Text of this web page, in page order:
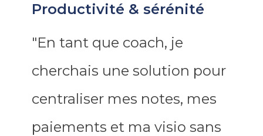
Productivité & sérénité
"En tant que coach, je
cherchais une solution pour
centraliser mes notes, mes
paiements et ma visio sans